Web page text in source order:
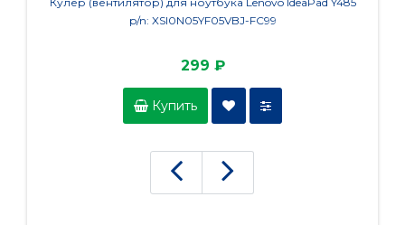
p/n: XSI0N05YF05VBJ-FC99
299 ₽
Купить